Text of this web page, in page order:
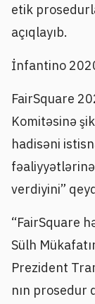
etik
açıqlayıb.
İnfantino
FairSquare
Komitəsinə
hadisəni
verdiyini”
“FairSquare
Sülh
Prezident
nın prosedur